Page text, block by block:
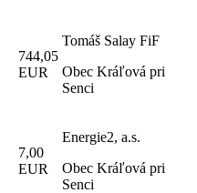
744,05
EUR
Tomáš Salay FiF
Obec Kráľová pri
Senci
7,00
EUR
Energie2, a.s.
Obec Kráľová pri
Senci